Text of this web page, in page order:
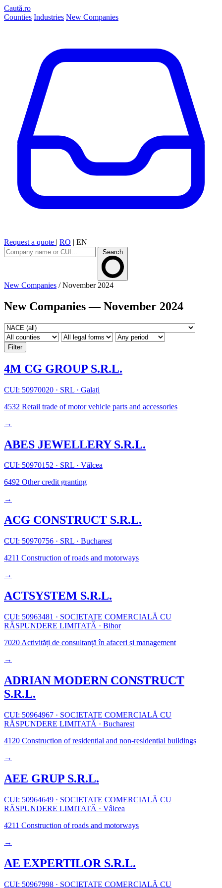
Caută.ro
Counties Industries New Companies
Request a quote | RO | EN
Search
New Companies / November 2024
New Companies — November 2024
Filter
4M CG GROUP S.R.L.
CUI: 50970020 · SRL · Galați
4532 Retail trade of motor vehicle parts and accessories
→
ABES JEWELLERY S.R.L.
CUI: 50970152 · SRL · Vâlcea
6492 Other credit granting
→
ACG CONSTRUCT S.R.L.
CUI: 50970756 · SRL · Bucharest
4211 Construction of roads and motorways
→
ACTSYSTEM S.R.L.
CUI: 50963481 · SOCIETATE COMERCIALĂ CU
RĂSPUNDERE LIMITATĂ · Bihor
7020 Activități de consultanță în afaceri și management
→
ADRIAN MODERN CONSTRUCT
S.R.L.
CUI: 50964967 · SOCIETATE COMERCIALĂ CU
RĂSPUNDERE LIMITATĂ · Bucharest
4120 Construction of residential and non-residential buildings
→
AEE GRUP S.R.L.
CUI: 50964649 · SOCIETATE COMERCIALĂ CU
RĂSPUNDERE LIMITATĂ · Vâlcea
4211 Construction of roads and motorways
→
AE EXPERTILOR S.R.L.
CUI: 50967998 · SOCIETATE COMERCIALĂ CU